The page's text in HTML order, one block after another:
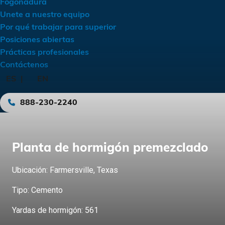
Fogonadura
Unete a nuestro equipo
Por qué trabajar para superior
Posiciones abiertas
Prácticas profesionales
Contáctenos
ES
EN
888-230-2240
Ubicación: Keenesburg, CO
Yardas de hormigón: 1.653
Planta de hormigón premezclado
Ubicación: Farmersville, Texas
Tipo: Cemento
Yardas de hormigón: 561